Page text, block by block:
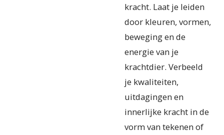
kracht. Laat je leiden
door kleuren, vormen,
beweging en de
energie van je
krachtdier. Verbeeld
je kwaliteiten,
uitdagingen en
innerlijke kracht in de
vorm van tekenen of